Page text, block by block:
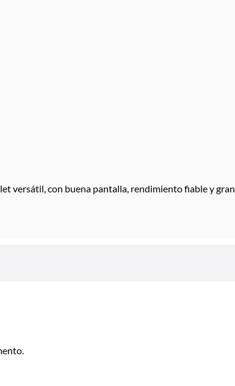
versátil, con buena pantalla, rendimiento fiable y gran